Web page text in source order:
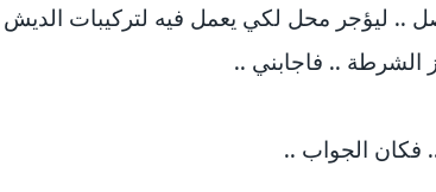
.. ليؤجر محل لكي يعمل فيه لتركيبات
الشرطة .. فاجابني ..
فكان الجواب ..